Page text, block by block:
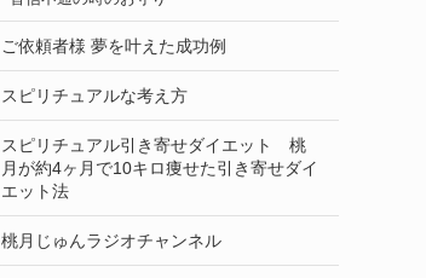
ご依頼者様 夢を叶えた成功例
スピリチュアルな考え方
スピリチュアル引き寄せダイエット 桃
月が約4ヶ月で10キロ痩せた引き寄せダイ
エット法
桃月じゅんラジオチャンネル